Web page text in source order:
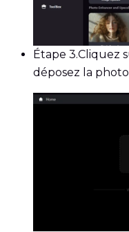
Étape 3.Cliquez
déposez la